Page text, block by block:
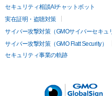
セキュリティ相談AIチャットボット
実在証明・盗聴対策
サイバー攻撃対策（GMOサイバーセキュ
サイバー攻撃対策（GMO Flatt Security）
セキュリティ事業の軌跡